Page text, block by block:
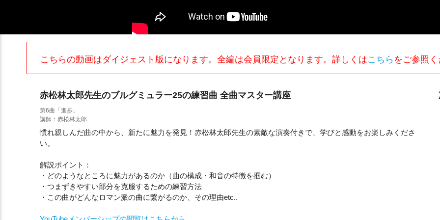
こちらの動画はダイジェスト版になります。全編は会員限定となります。詳しくはこちら をご参照
赤松林太郎先生のブルグミュラー25の練習曲 全曲マスター講座
第6曲「進歩」
講師：赤松林太郎
慣れ親しんだ曲の中から、新たに魅力を発見！赤松林太郎先生の素敵な演奏付きで、学びと感動をお楽しみくださ
い。
解説ポイント：
・どのようなところに魅力があるのか（曲の構成・和音の特徴を掴む）
・つまずきやすい部分を克服するための練習方法
・この曲がどんなロマン派の曲に繋がるのか、その理由etc..